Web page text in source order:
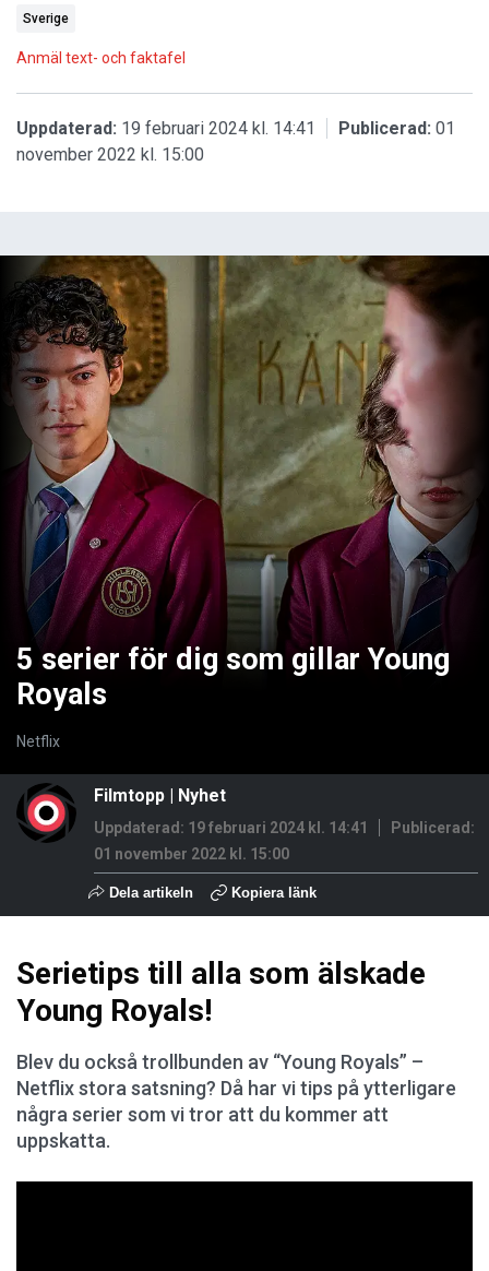
Sverige
Anmäl text- och faktafel
Uppdaterad: 19 februari 2024 kl. 14:41 Publicerad: 01
november 2022 kl. 15:00
5 serier för dig som gillar Young
Royals
Netflix
Filmtopp | Nyhet
Uppdaterad: 19 februari 2024 kl. 14:41
Publicerad:
01 november 2022 kl. 15:00
Dela artikeln Kopiera länk
Serietips till alla som älskade
Young Royals!
Blev du också trollbunden av “Young Royals” –
Netflix stora satsning? Då har vi tips på ytterligare
några serier som vi tror att du kommer att
uppskatta.